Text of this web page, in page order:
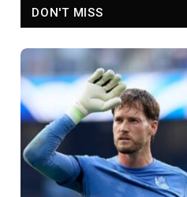
DON'T MISS